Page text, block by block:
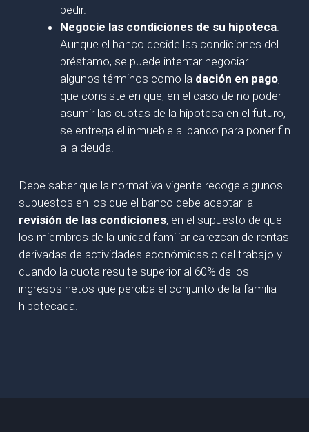
pedir.
Negocie las condiciones de su hipoteca.
Aunque el banco decide las condiciones del
préstamo, se puede intentar negociar
algunos términos como la dación en pago,
que consiste en que, en el caso de no poder
asumir las cuotas de la hipoteca en el futuro,
se entrega el inmueble al banco para poner fin
a la deuda.
Debe saber que la normativa vigente recoge algunos
supuestos en los que el banco debe aceptar la
revisión de las condiciones, en el supuesto de que
los miembros de la unidad familiar carezcan de rentas
derivadas de actividades económicas o del trabajo y
cuando la cuota resulte superior al 60% de los
ingresos netos que perciba el conjunto de la familia
hipotecada.